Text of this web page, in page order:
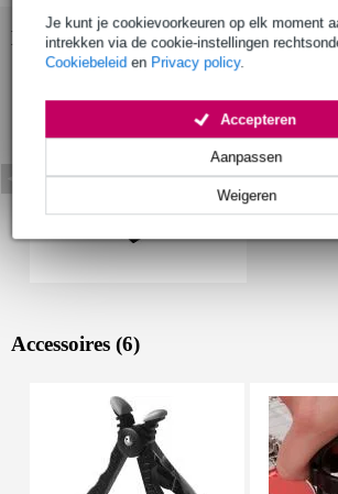
Je kunt je cookievoorkeuren op elk moment
intrekken via de cookie-instellingen
Cookiebeleid en Privacy policy.
Weigeren
Aanpassen
Accepteren
Bekijk ook eens (1)
Accessoires (6)